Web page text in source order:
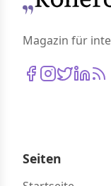
Magazin für
Seiten